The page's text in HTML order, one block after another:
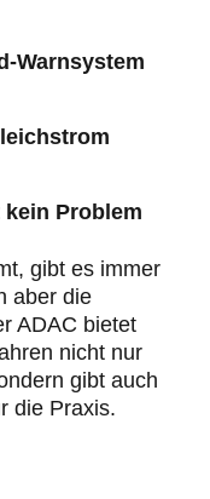
Warnsystem
Problem
gibt es immer
aber die
ADAC bietet
nicht nur
gibt auch
die Praxis.